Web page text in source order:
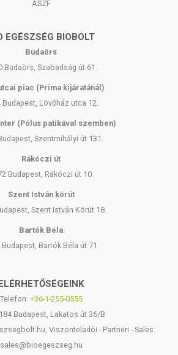
és koncentrált formában tartalmaznak
az étrend-kiegészítők kedvező élettani
során nem engedélyezett a
betegséget megelőző vagy gyógyító
a kiegyensúlyozott, vegyes étrendet és az
A termék nem gyógyít betegségeket! A termék
meg kezelőorvosával. Az ajánlott napi
ne lépje túl! Ne szedje a készítményt, ha az
ÁSZF
EGÉSZSÉG BIOBOLT
Budaörs
Budaörs, Szabadság út 61.
piac (Príma kijáratánál)
Budapest, Lövőház utca 12.
(Pólus patikával szemben)
Szentmihályi út 131.
Rákóczi út
Budapest, Rákóczi út 10.
Szent István körút
Szent István Körút 18.
Bartók Béla
Budapest, Bartók Béla út 71.
Telefon: +36-1-255-0555
Budapest, Lakatos út 36/B
Viszonteladói - Partneri - Sales:
sales@bioegeszseg.hu